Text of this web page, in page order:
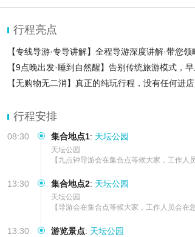
行程亮点
【专线导游·专导讲解】全程导游深度讲解·带您
【9点晚出发·睡到自然醒】告别传统旅游模式，
【无购物无二消】真正的纯玩行程，没有任何进
行程安排
08:30 集合地点1: 天坛公园
天坛公园
【九点钟导游会在集合点等候大家，工作
13:30 集合地点2: 天坛公园
天坛公园
【导游会在集合点等候大家，工作人员会
13:30 游览景点: 天坛公园